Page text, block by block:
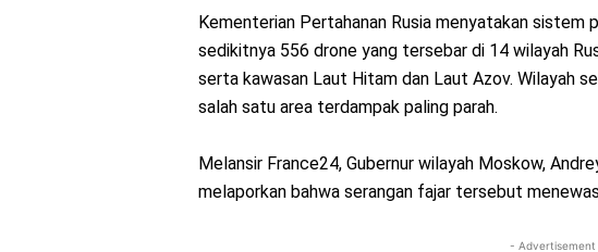
Kementerian Pertahanan Rusia menyatakan sistem
sedikitnya 556 drone yang tersebar di 14 wilayah
serta kawasan Laut Hitam dan Laut Azov. Wilayah
salah satu area terdampak paling parah.
Melansir France24, Gubernur wilayah Moskow,
melaporkan bahwa serangan fajar tersebut
- Advertisement